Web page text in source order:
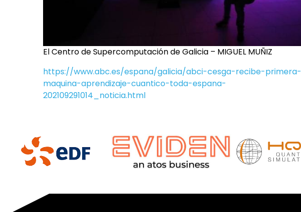
El Centro de Supercomputación de Galicia – MIGUEL MUÑIZ
https://www.abc.es/espana/galicia/abci-cesga-recibe-primera-
maquina-aprendizaje-cuantico-toda-espana-
202109291014_noticia.html